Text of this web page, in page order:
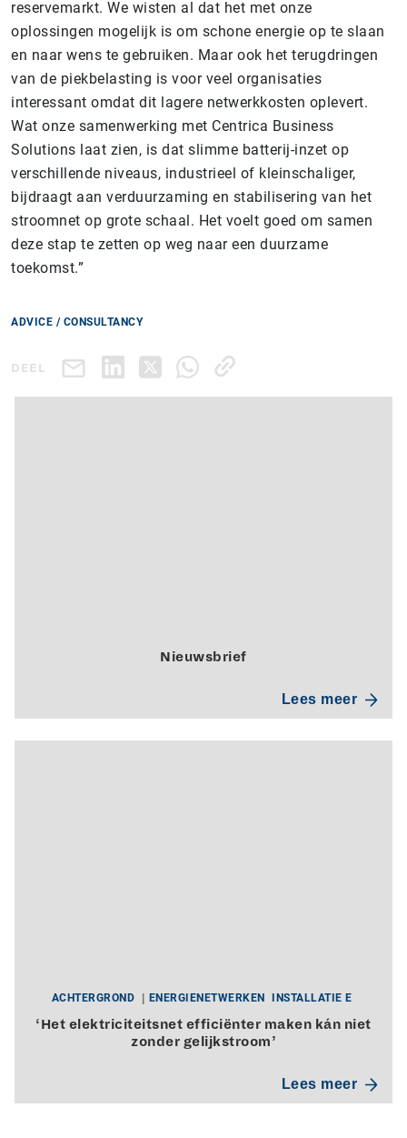
reservemarkt. We wisten al dat het met onze
oplossingen mogelijk is om schone energie op te slaan
en naar wens te gebruiken. Maar ook het terugdringen
van de piekbelasting is voor veel organisaties
interessant omdat dit lagere netwerkkosten oplevert.
Wat onze samenwerking met Centrica Business
Solutions laat zien, is dat slimme batterij-inzet op
verschillende niveaus, industrieel of kleinschaliger,
bijdraagt aan verduurzaming en stabilisering van het
stroomnet op grote schaal. Het voelt goed om samen
deze stap te zetten op weg naar een duurzame
toekomst.”
ADVICE / CONSULTANCY
DEEL
Nieuwsbrief
Lees meer
ACHTERGROND ENERGIENETWERKEN INSTALLATIE E
‘Het elektriciteitsnet efficiënter maken kán niet
zonder gelijkstroom’
Lees meer